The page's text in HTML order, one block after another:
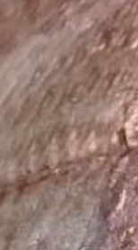
アクセス
お問い合わせ
Instagram